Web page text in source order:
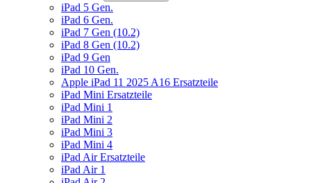
iPad 5 Gen.
iPad 6 Gen.
iPad 7 Gen (10.2)
iPad 8 Gen (10.2)
iPad 9 Gen
iPad 10 Gen.
Apple iPad 11 2025 A16 Ersatzteile
iPad Mini Ersatzteile
iPad Mini 1
iPad Mini 2
iPad Mini 3
iPad Mini 4
iPad Air Ersatzteile
iPad Air 1